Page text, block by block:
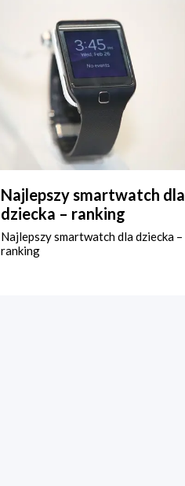
Najlepszy smartwatch dla
dziecka – ranking
Najlepszy smartwatch dla dziecka –
ranking